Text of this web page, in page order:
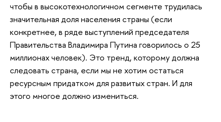
чтобы в высокотехнологичном сегменте трудилась
значительная доля населения страны (если
конкретнее, в ряде выступлений председателя
Правительства Владимира Путина говорилось о 25
миллионах человек). Это тренд, которому должна
следовать страна, если мы не хотим остаться
ресурсным придатком для развитых стран. И для
этого многое должно измениться.